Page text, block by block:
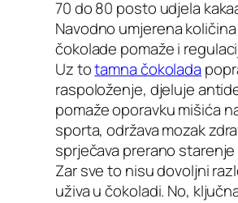
70 do 80 posto udjela
Navodno umjerena
čokolade pomaže i
Uz totamna čokolada
raspoloženje, djeluje
pomaže oporavku mišića
sporta, održava mozak
sprječava prerano
Zar sve to nisu dovoljni
uživa u čokoladi. No,